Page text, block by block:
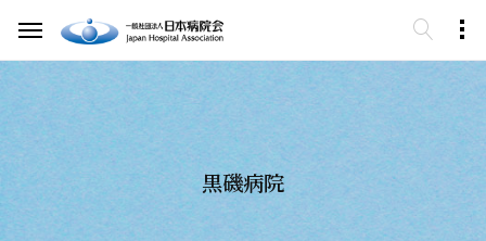
黒磯病院